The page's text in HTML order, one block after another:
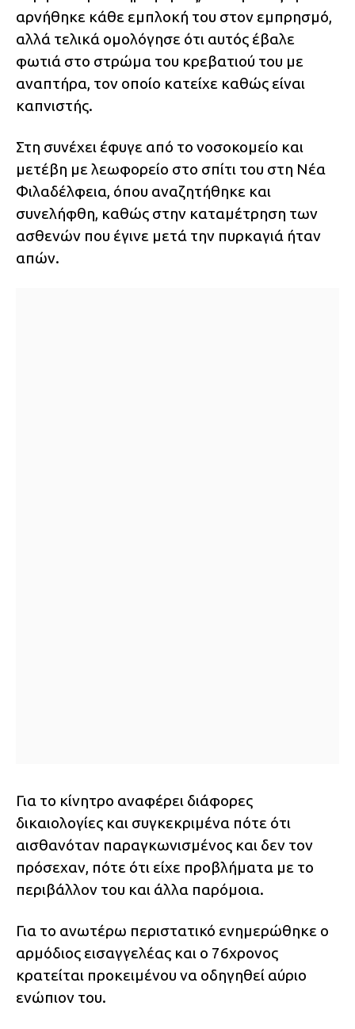
αρνήθηκε κάθε εμπλοκή του στον εμπρησμό,
αλλά τελικά ομολόγησε ότι αυτός έβαλε
φωτιά στο στρώμα του κρεβατιού του με
αναπτήρα, τον οποίο κατείχε καθώς είναι
καπνιστής.
Στη συνέχει έφυγε από το νοσοκομείο και
μετέβη με λεωφορείο στο σπίτι του στη Νέα
Φιλαδέλφεια, όπου αναζητήθηκε και
συνελήφθη, καθώς στην καταμέτρηση των
ασθενών που έγινε μετά την πυρκαγιά ήταν
απών.
Για το κίνητρο αναφέρει διάφορες
δικαιολογίες και συγκεκριμένα πότε ότι
αισθανόταν παραγκωνισμένος και δεν τον
πρόσεχαν, πότε ότι είχε προβλήματα με το
περιβάλλον του και άλλα παρόμοια.
Για το ανωτέρω περιστατικό ενημερώθηκε ο
αρμόδιος εισαγγελέας και ο 76χρονος
κρατείται προκειμένου να οδηγηθεί αύριο
ενώπιον του.